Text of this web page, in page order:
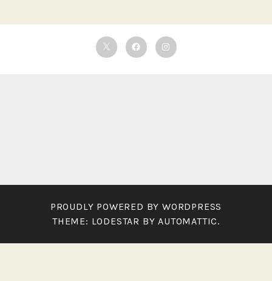
TwitterFacebookInstagram
PROUDLY POWERED BY WORDPRESS
THEME: LODESTAR BYAUTOMATTIC.